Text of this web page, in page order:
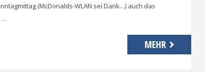
(McDonalds-WLAN sei Dank…) auch das
…
MEHR